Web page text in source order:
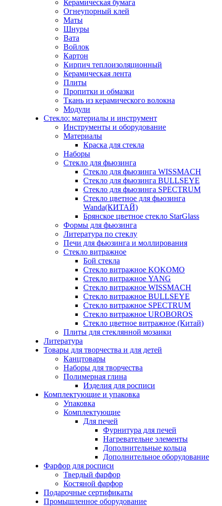
Керамическая бумага
Огнеупорный клей
Маты
Шнуры
Вата
Войлок
Картон
Кирпич теплоизоляционный
Керамическая лента
Плиты
Пропитки и обмазки
Ткань из керамического волокна
Модули
Стекло: материалы и инструмент
Инструменты и оборудование
Материалы
Краска для стекла
Наборы
Стекло для фьюзинга
Стекло для фьюзинга WISSMACH
Стекло для фьюзинга BULLSEYE
Стекло для фьюзинга SPECTRUM
Стекло цветное для фьюзинга
Wanda(КИТАЙ)
Брянское цветное стекло StarGlass
Формы для фьюзинга
Литература по стеклу
Печи для фьюзинга и моллирования
Стекло витражное
Бой стекла
Стекло витражное KOKOMO
Стекло витражное YANG
Стекло витражное WISSMACH
Стекло витражное BULLSEYE
Стекло витражное SPECTRUM
Стекло витражное UROBOROS
Стекло цветное витражное (Китай)
Плиты для стеклянной мозаики
Литература
Товары для творчества и для детей
Канцтовары
Наборы для творчества
Полимерная глина
Изделия для росписи
Комплектующие и упаковка
Упаковка
Комплектующие
Для печей
Фурнитура для печей
Нагревательне элементы
Дополнительные кольца
Дополнительное оборудование
Фарфор для росписи
Твердый фарфор
Костяной фарфор
Подарочные сертификаты
Промышленное оборудование